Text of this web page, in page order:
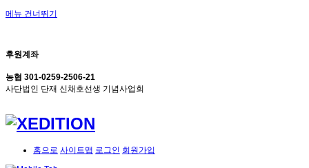
메뉴 건너뛰기
후원계좌
농협 301-0259-2506-21
사단법인 단재 신채호선생 기념사업회
홈으로 사이트맵 로그인 회원가입